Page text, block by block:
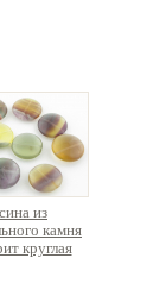
из
камня
круглая